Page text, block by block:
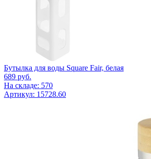
Бутылка для воды Square Fair, белая
689 руб.
На складе: 570
Артикул: 15728.60